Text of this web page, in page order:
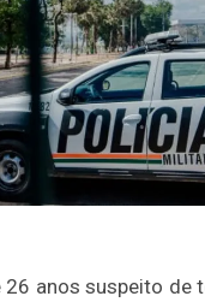
26 anos suspeito de